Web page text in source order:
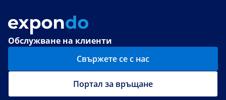
Обслужване на клиенти
Свържете се с нас
Портал за връщане